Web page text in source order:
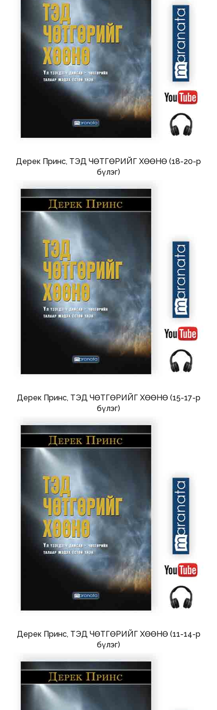
Дерек Принс, ТЭД ЧӨТГӨРИЙГ ХӨӨНӨ (18-20-р
бүлэг)
Дерек Принс, ТЭД ЧӨТГӨРИЙГ ХӨӨНӨ (15-17-р
бүлэг)
Дерек Принс, ТЭД ЧӨТГӨРИЙГ ХӨӨНӨ (11-14-р
бүлэг)